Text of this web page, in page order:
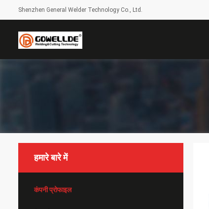
Shenzhen General Welder Technology Co., Ltd.
हमारे बारे में
कंपनी प्रोफाइल